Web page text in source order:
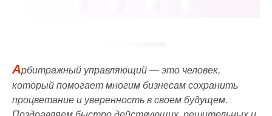
Арбитражный управляющий — это человек,
который помогает многим бизнесам сохранить
процветание и уверенность в своем будущем.